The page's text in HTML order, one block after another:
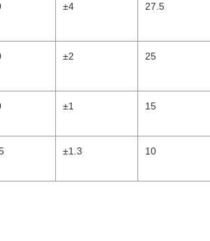
±4 27.5
±2 25
±1 15
±1.3 10